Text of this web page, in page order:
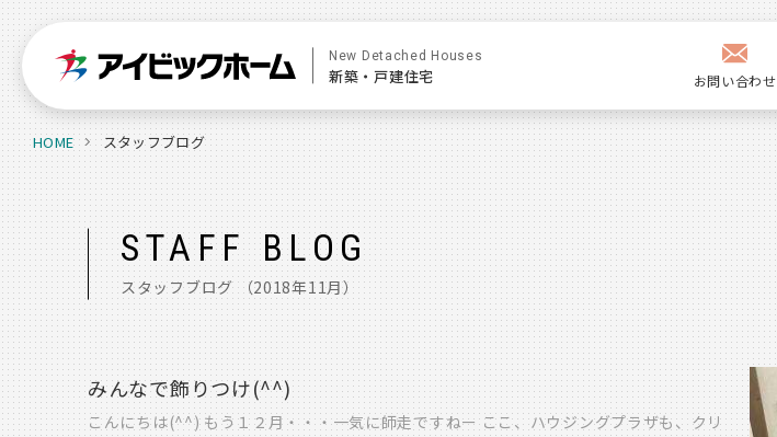
New Detached Houses
新築・戸建住宅 お問い合わせ
HOME スタッフブログ
STAFF BLOG
スタッフブログ （2018年11月）
みんなで飾りつけ(^^)
こんにちは(^^) もう１２月・・・一気に師走ですねー ここ、ハウジングプラザも、クリ